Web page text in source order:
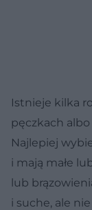
Istnieje kilka
pęczkach
Najlepiej
i mają małe
lub
i suche, ale nie